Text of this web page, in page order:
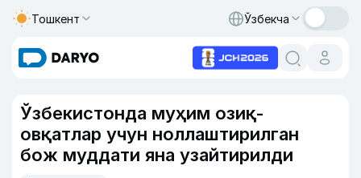
Тошкент Ўзбекча
Ўзбекистонда муҳим озиқ-
овқатлар учун ноллаштирилган
бож муддати яна узайтирилди